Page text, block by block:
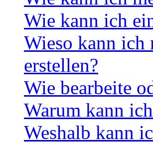
Wie kann ich
Wieso kann
erstellen?
Wie bearbeite
Warum kann
Weshalb kann